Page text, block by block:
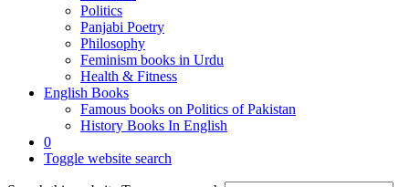
Politics
Panjabi Poetry
Philosophy
Feminism books in Urdu
Health & Fitness
English Books
Famous books on Politics of Pakistan
History Books In English
0
Toggle website search